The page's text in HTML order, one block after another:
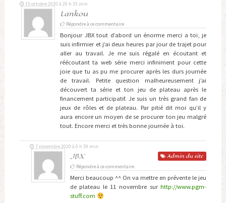
Lankou
15 octobre 2020 à 20 h 33 min
Répondre à ce commentaire
Bonjour JBX tout d’abord un énorme merci a toi, je
suis infirmier et j’ai deux heures par jour de trajet pour
aller au travail. Je me suis régalé en écoutant et
réécoutant ta web série merci infiniment pour cette
joie que tu as pu me procurer après les durs journée
de travail. Petite question malheureusement j’ai
découvert ta série et ton jeu de plateau après le
financement participatif. Je suis un très grand fan de
jeux de rôles et de plateau. Par pitié dit moi qu’il y
aura encore un moyen de se procurer ton jeu malgré
tout. Encore merci et très bonne journée à toi.
JBX Admin du site
7 novembre 2020 à 0 h 39 min
Répondre à ce commentaire
Merci beaucoup ^^ On va mettre en prévente le jeu
de plateau le 11 novembre surhttp://www.pgm-
stuff.com